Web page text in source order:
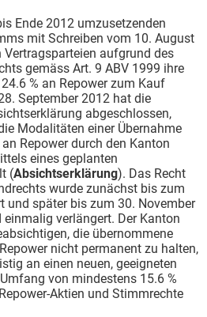
Ende 2012 umzusetzenden
mit Schreiben vom 10. August
Vertragsparteien aufgrund des
gemäss Art. 9 ABV 1999 ihre
% an Repower zum Kauf
September 2012 hat die
abgeschlossen,
Modalitäten einer Übernahme
Repower durch den Kanton
eines geplanten
(Absichtserklärung). Das Recht
wurde zunächst bis zum
und später bis zum 30. November
verlängert. Der Kanton
die übernommene
nicht permanent zu halten,
an einen neuen, geeigneten
von mindestens 15.6 %
Aktien und Stimmrechte